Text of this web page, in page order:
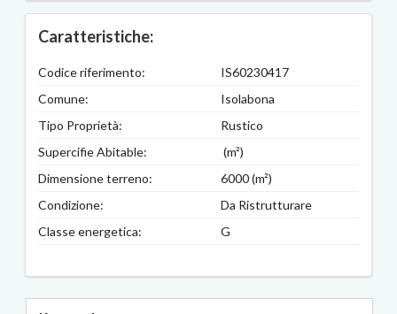
Caratteristiche:
Codice riferimento:
IS60230417
Comune:
Isolabona
Tipo Proprietà:
Rustico
Supercifie Abitable:
(m²)
Dimensione terreno:
6000 (m²)
Condizione:
Da Ristrutturare
Classe energetica:
G